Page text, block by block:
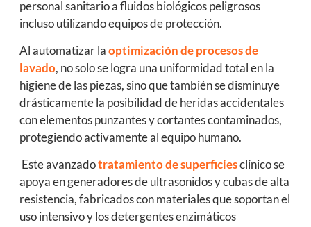
personal sanitario a fluidos biológicos peligrosos
incluso utilizando equipos de protección.
Al automatizar laoptimización de procesos de
lavado, no solo se logra una uniformidad total en la
higiene de las piezas, sino que también se disminuye
drásticamente la posibilidad de heridas accidentales
con elementos punzantes y cortantes contaminados,
protegiendo activamente al equipo humano.
Este avanzadotratamiento de superficiesclínico se
apoya en generadores de ultrasonidos y cubas de alta
resistencia, fabricados con materiales que soportan el
uso intensivo y los detergentes enzimáticos